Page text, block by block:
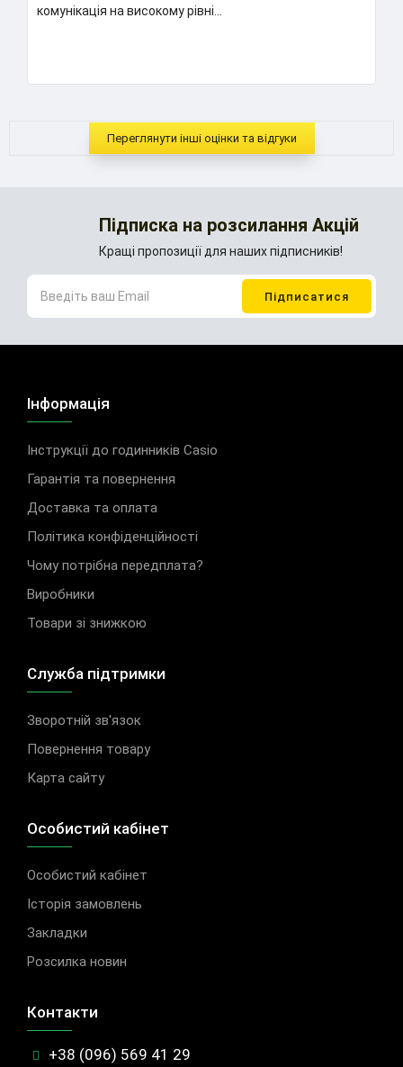
комунікація на високому рівні...
Переглянути інші оцінки та відгуки
Підписка на розсилання Акцій
Кращі пропозиції для наших підписників!
Інформація
Інструкції до годинників Casio
Гарантія та повернення
Доставка та оплата
Політика конфіденційності
Чому потрібна передплата?
Виробники
Товари зі знижкою
Служба підтримки
Зворотній зв'язок
Повернення товару
Карта сайту
Особистий кабінет
Особистий кабінет
Історія замовлень
Закладки
Розсилка новин
Контакти
+38 (096) 569 41 29